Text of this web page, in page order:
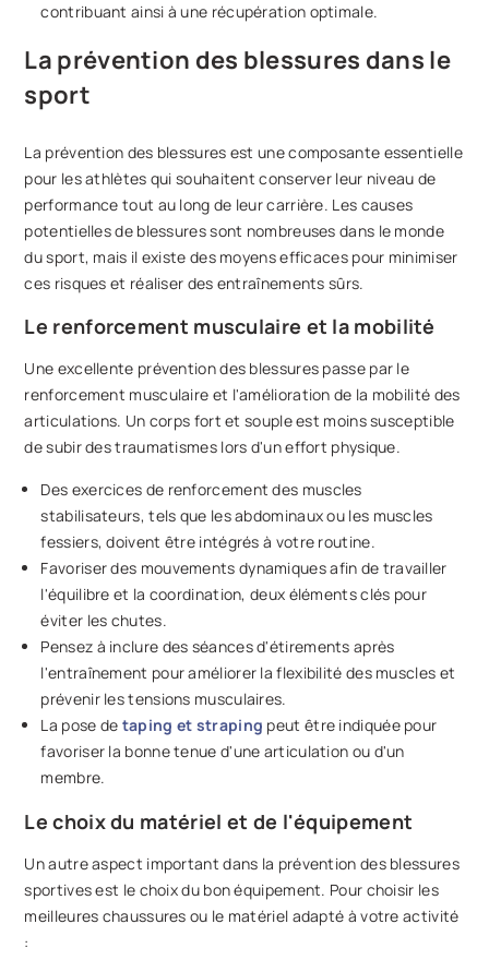
contribuant ainsi à une récupération optimale.
La prévention des blessures dans le
sport
La prévention des blessures est une composante essentielle
pour les athlètes qui souhaitent conserver leur niveau de
performance tout au long de leur carrière. Les causes
potentielles de blessures sont nombreuses dans le monde
du sport, mais il existe des moyens efficaces pour minimiser
ces risques et réaliser des entraînements sûrs.
Le renforcement musculaire et la mobilité
Une excellente prévention des blessures passe par le
renforcement musculaire et l'amélioration de la mobilité des
articulations. Un corps fort et souple est moins susceptible
de subir des traumatismes lors d'un effort physique.
Des exercices de renforcement des muscles
stabilisateurs, tels que les abdominaux ou les muscles
fessiers, doivent être intégrés à votre routine.
Favoriser des mouvements dynamiques afin de travailler
l'équilibre et la coordination, deux éléments clés pour
éviter les chutes.
Pensez à inclure des séances d'étirements après
l'entraînement pour améliorer la flexibilité des muscles et
prévenir les tensions musculaires.
La pose de taping et straping peut être indiquée pour
favoriser la bonne tenue d'une articulation ou d'un
membre.
Le choix du matériel et de l'équipement
Un autre aspect important dans la prévention des blessures
sportives est le choix du bon équipement. Pour choisir les
meilleures chaussures ou le matériel adapté à votre activité
: